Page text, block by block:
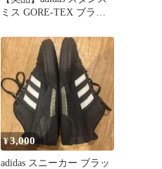
ミス GORE-TEX ブラッ
¥3,000
adidas スニーカー ブラッ